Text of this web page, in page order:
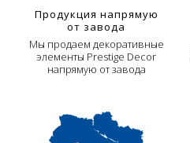
Продукция напрямую
от завода
Мы продаем декоративные
элементы Prestige Decor
напрямую от завода